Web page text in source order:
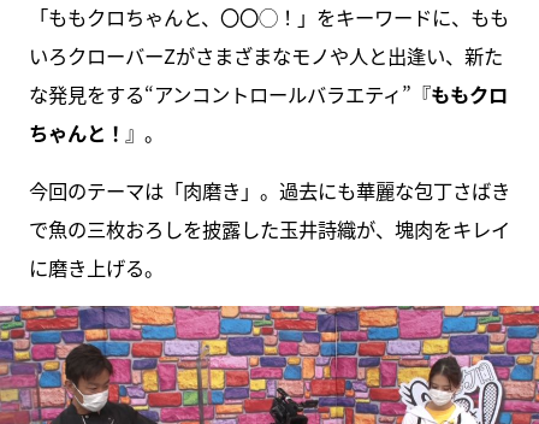
「ももクロちゃんと、〇〇◯！」をキーワードに、もも
いろクローバーZがさまざまなモノや人と出逢い、新た
な発見をする“アンコントロールバラエティ”『ももクロ
ちゃんと！ 』。
今回のテーマは「肉磨き」。過去にも華麗な包丁さばき
で魚の三枚おろしを披露した玉井詩織が、塊肉をキレイ
に磨き上げる。